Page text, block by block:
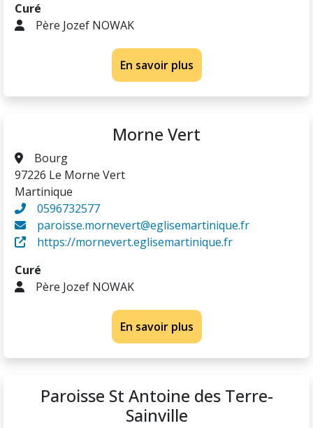
Curé
Père Jozef NOWAK
En savoir plus
Morne Vert
Bourg
97226 Le Morne Vert
Martinique
0596732577
paroisse.mornevert@eglisemartinique.fr
https://mornevert.eglisemartinique.fr
Curé
Père Jozef NOWAK
En savoir plus
Paroisse St Antoine des Terre-
Sainville